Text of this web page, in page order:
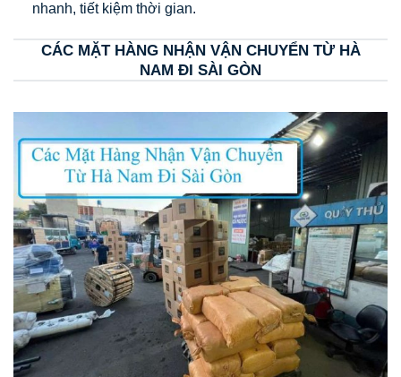
nhanh, tiết kiệm thời gian.
CÁC MẶT HÀNG NHẬN VẬN CHUYỂN TỪ HÀ
NAM ĐI SÀI GÒN